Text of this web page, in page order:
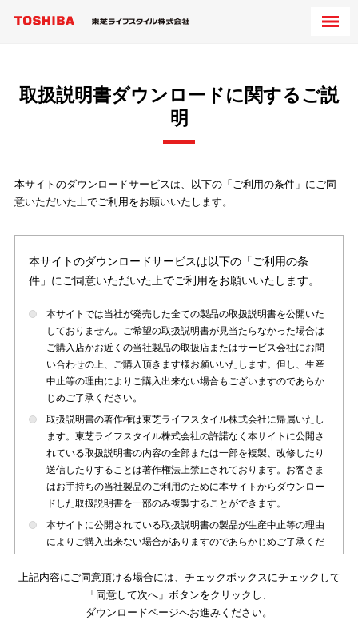
取扱説明書ダウンロードに関するご説
明
本サイトのダウンロードサービスは、以下の「ご利用の条件」にご同
意いただいた上でご利用をお願いいたします。
本サイトのダウンロードサービスは以下の「ご利用の条
件」にご同意いただいた上でご利用をお願いいたします。
本サイトでは当社が発売した全ての製品の取扱説明書を公開いた
しておりません。ご希望の取扱説明書が見当たらなかった場合は
ご購入店かお近くの当社製品の取扱店またはサービス会社にお問
い合わせの上、ご購入頂きます様お願いいたします。但し、生産
中止等の理由によりご購入出来ない場合もございますのであらか
じめご了承ください。
取扱説明書の著作権は東芝ライフスタイル株式会社に帰属いたし
ます。東芝ライフスタイル株式会社の許諾なく本サイトに公開さ
れている取扱説明書の内容の全部または一部を複製、改修したり
送信したりすることは著作権法上禁止されております。お客さま
はお手持ちの当社製品のご利用のために本サイトからダウンロー
ドした取扱説明書を一部のみ複製することができます。
本サイトに公開されている取扱説明書の製品が生産中止等の理由
によりご購入出来ない場合がありますのであらかじめご了承くだ
本サイトに公開されている取扱説明書は、製品が発売された時点
のものを掲載しております。従いまして本サイトに掲載されてい
る取扱説明書の記載内容とお客さまがお持ちの製品の仕様がその
上記内容にご同意頂ける場合には、チェックボックスにチェックして
「同意して次へ」ボタンをクリックし、
ダウンロードページへお進みください。